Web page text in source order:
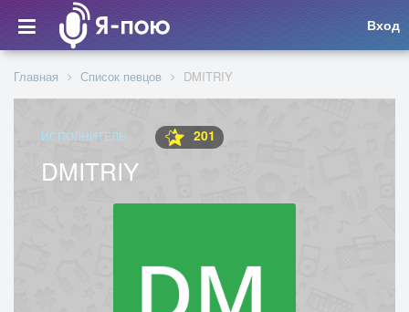
Вход
Главная Список певцов DMITRIY
ИСПОЛНИТЕЛЬ 201
DMITRIY